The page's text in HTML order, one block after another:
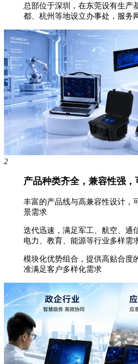
总部位于深圳，在东莞设有生产
都、杭州等地设立办事处，服务
2
产品种类齐全，兼容性强
丰富的产品线与高兼容性设计，
景需求
迭代迅速，满足军工、航空、通
电力、教育、能源等行业多样需
模块化优势组合，提供高贴合度
准满足客户多样化需求